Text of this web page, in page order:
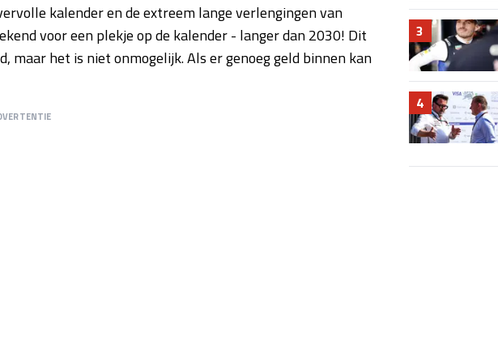
kalender en de extreem lange verlengingen van
voor een plekje op de kalender - langer dan 2030! Dit
het is niet onmogelijk. Als er genoeg geld binnen kan
3
4